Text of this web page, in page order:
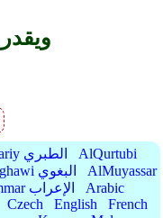
ويقدر
AtTabariy الطبري
AlQurtubi
AlBaghawi البغوي
AlMuyassar
Grammar الإعراب
Arabic
Czech English
French